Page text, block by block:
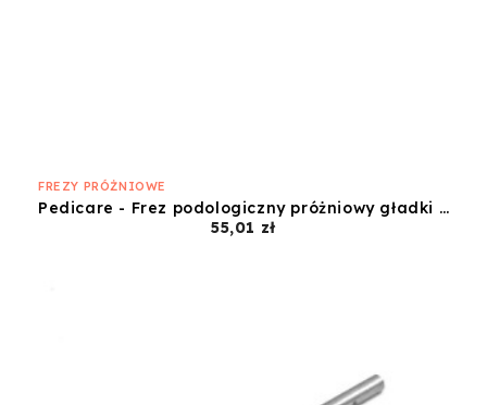
FREZY PRÓŻNIOWE
Pedicare - Frez podologiczny próżniowy gładki 1,8mm P5
55,01 złCena